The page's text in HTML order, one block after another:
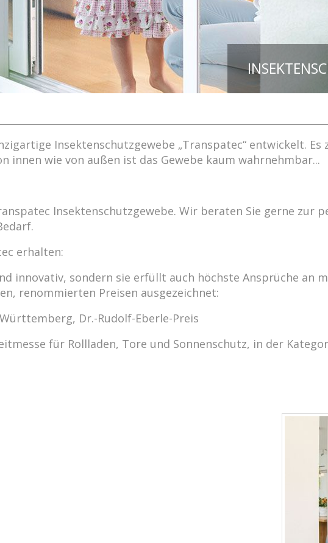
Insektenschutzgewebe „Transpatec“ entwickelt. Es
innen wie von außen ist das Gewebe kaum wahrnehmbar...
Insektenschutzgewebe. Wir beraten Sie gerne zur
erhalten:
innovativ, sondern sie erfüllt auch höchste Ansprüche an
renommierten Preisen ausgezeichnet:
Dr.-Rudolf-Eberle-Preis
für Rollladen, Tore und Sonnenschutz, in der